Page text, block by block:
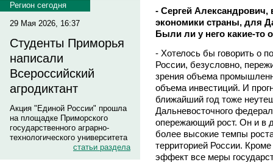
Регион сегодня
29 Мая 2026, 16:37
Студенты Приморья
написали
Всероссийский
агродиктант
Акция "Единой России" прошла
на площадке Приморского
государственного аграрно-
технологического университета
статьи раздела
- Сергей Александрович,
экономики страны, для
Были ли у него какие-то
- Хотелось бы говорить о
России, безусловно,
зрения объема
объема инвестиций. И
ближайший год тоже
Дальневосточного
опережающий рост. Он и в
более высокие темпы
территорией России.
эффект все меры